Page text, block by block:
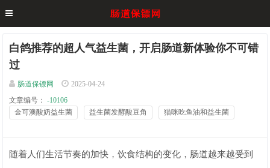
白鸽推荐的超人气益生菌，开启肠道新体验你不可错
过
肠道保镖网
2025-04-24
文章编号：
-10106
金可澳酸奶益生菌
益生菌发酵酸豆角 猫咪吃鱼油和益生菌
随着人们生活节奏的加快，饮食结构的变化，肠道越来越受到